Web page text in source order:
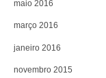
maio 2016
março 2016
janeiro 2016
novembro 2015